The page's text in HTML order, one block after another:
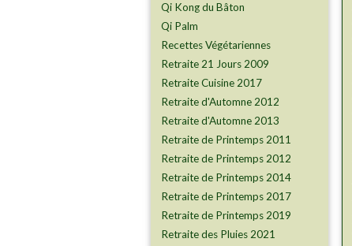
Qi Kong du Bâton
Qi Palm
Recettes Végétariennes
Retraite 21 Jours 2009
Retraite Cuisine 2017
Retraite d'Automne 2012
Retraite d'Automne 2013
Retraite de Printemps 2011
Retraite de Printemps 2012
Retraite de Printemps 2014
Retraite de Printemps 2017
Retraite de Printemps 2019
Retraite des Pluies 2021